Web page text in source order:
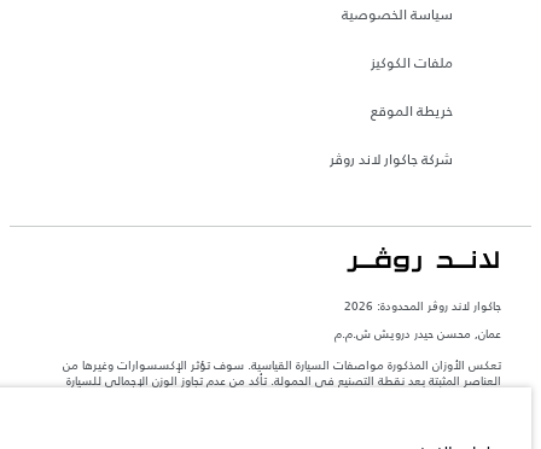
سياسة الخصوصية
ملفات الكوكيز
خريطة الموقع
شركة جاكوار لاند روڤر
جاكوار لاند روڨر المحدودة: 2026
عمان, محسن حيدر درويش ش.م.م
تعكس الأوزان المذكورة مواصفات السيارة القياسية. سوف تؤثر الإكسسوارات وغيرها من
العناصر المثبتة بعد نقطة التصنيع في الحمولة. تأكد من عدم تجاوز الوزن الإجمالي للسيارة